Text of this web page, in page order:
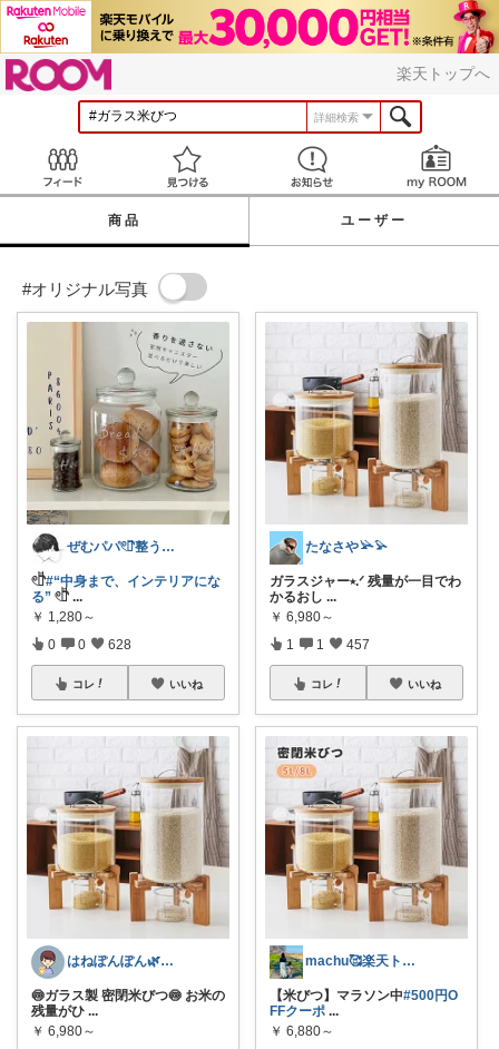
楽天トップへ
詳細検索
見つける お知らせ
商品 ユーザー
#オリジナル写真
ぜむパパ𓏲𓎨整う暮らしのお手伝い
𓏲𓎨#“中身まで、インテリアにな
る” 𓏲𓎨 ...
￥ 1,280～
0 0 628
コレ いいね
はねぽんぽん🌿朝コレ4時に変更🌿
🍥ガラス製 密閉米びつ🍥 お米の
残量がひ ...
￥ 6,980～
たなさや𓅪𓅫
ガラスジャー⭑.ᐟ 残量が一目でわ
かるおし ...
￥ 6,980～
1 1 457
コレ いいね
machu🥰楽天トラベル感謝✨
【米びつ】マラソン中#500円O
FFクーポ ...
￥ 6,880～